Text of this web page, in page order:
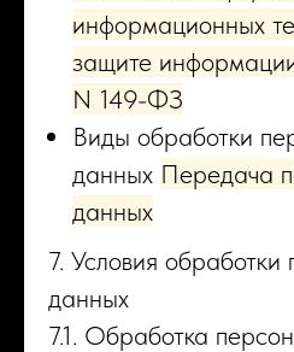
информационных
защите
N 149-ФЗ
Виды обработки
данных Передача
данных
7. Условия обработки
данных
7.1. Обработка